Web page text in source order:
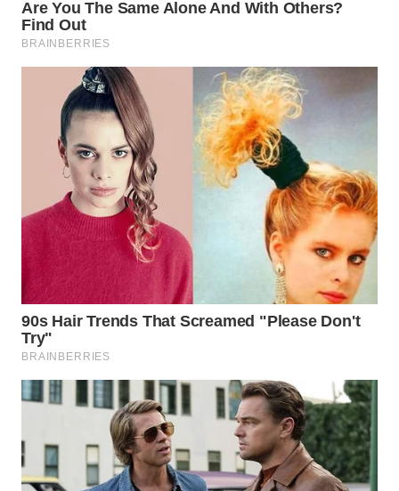
WN
BORNEO
WAHANA
NEWS
WAHANA
TANI
WAHANA
ADVOKAT
WAHANA
INFRASTRUKTUR
WAHANA
KONSUMEN